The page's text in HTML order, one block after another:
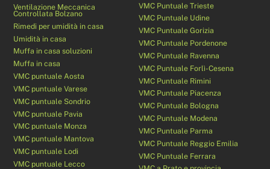
Ventilazione Meccanica
Controllata Bolzano
Rimedi per umidità in casa
Umidità in casa
Muffa in casa soluzioni
Muffa in casa
VMC puntuale Aosta
VMC puntuale Varese
VMC puntuale Sondrio
VMC puntuale Pavia
VMC puntuale Monza
VMC puntuale Mantova
VMC puntuale Lodi
VMC puntuale Lecco
VMC Puntuale Trieste
VMC Puntuale Udine
VMC Puntuale Gorizia
VMC Puntuale Pordenone
VMC Puntuale Ravenna
VMC Puntuale Forlì-Cesena
VMC Puntuale Rimini
VMC Puntuale Piacenza
VMC Puntuale Bologna
VMC Puntuale Modena
VMC Puntuale Parma
VMC Puntuale Reggio Emilia
VMC Puntuale Ferrara